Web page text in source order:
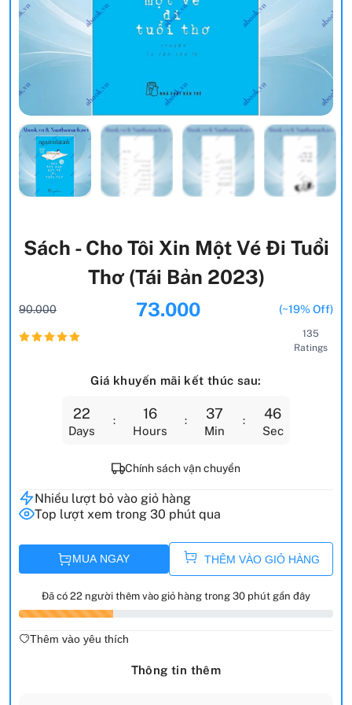
Sách - Cho Tôi Xin Một Vé Đi Tuổi
Thơ (Tái Bản 2023)
90.000 73.000 (~19% Off)
135
Ratings
Giá khuyến mãi kết thúc sau:
22
Days
16
Hours
37
Min
45
Sec
Chính sách vận chuyển
Nhiều lượt bỏ vào giỏ hàng
Top lượt xem trong 30 phút qua
MUA NGAY THÊM VÀO GIỎ HÀNG
Đã có 22 người thêm vào giỏ hàng trong 30 phút gần đây
Thêm vào yêu thích
Thông tin thêm